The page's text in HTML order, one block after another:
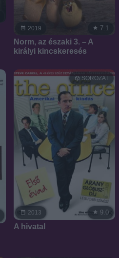
2019 7.1
Norm, az északi 3. – A
királyi kincskeresés
2013
SOROZAT
9.0
A hivatal